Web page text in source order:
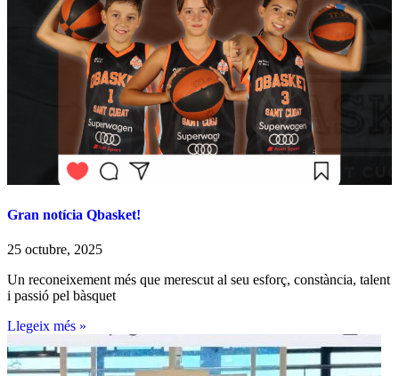
Gran notícia Qbasket!
25 octubre, 2025
Un reconeixement més que merescut al seu esforç, constància, talent
i passió pel bàsquet
Llegeix més »